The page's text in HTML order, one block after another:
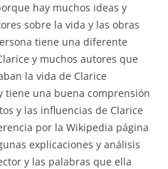
hay muchos ideas y
sobre la vida y las obras
tiene una diferente
y muchos autores que
la vida de Clarice
tiene una buena comprensión
y las influencias de Clarice
por la Wikipedia página
explicaciones y análisis
y las palabras que ella